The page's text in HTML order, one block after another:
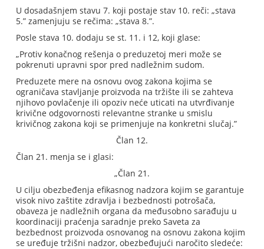
U dosadašnjem stavu 7. koji postaje stav 10. reči: „stava
5.” zamenjuju se rečima: „stava 8.”.
Posle stava 10. dodaju se st. 11. i 12, koji glase:
„Protiv konačnog rešenja o preduzetoj meri može se
pokrenuti upravni spor pred nadležnim sudom.
Preduzete mere na osnovu ovog zakona kojima se
ograničava stavljanje proizvoda na tržište ili se zahteva
njihovo povlačenje ili opoziv neće uticati na utvrđivanje
krivične odgovornosti relevantne stranke u smislu
krivičnog zakona koji se primenjuje na konkretni slučaj.”
Član 12.
Član 21. menja se i glasi:
„Član 21.
U cilju obezbeđenja efikasnog nadzora kojim se garantuje
visok nivo zaštite zdravlja i bezbednosti potrošača,
obaveza je nadležnih organa da međusobno sarađuju u
koordinaciji praćenja saradnje preko Saveta za
bezbednost proizvoda osnovanog na osnovu zakona kojim
se uređuje tržišni nadzor, obezbeđujući naročito sledeće: